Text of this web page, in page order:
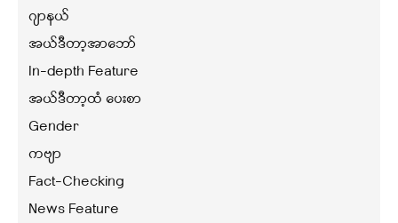
ဂျာနယ်
အယ်ဒီတာ့အာဘော်
In-depth Feature
အယ်ဒီတာ့ထံ ပေးစာ
Gender
ကဗျာ
Fact-Checking
News Feature